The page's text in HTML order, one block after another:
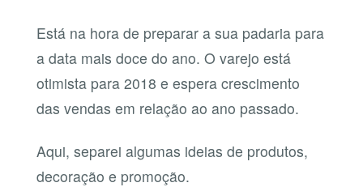
Está na hora de preparar a sua padaria para
a data mais doce do ano. O varejo está
otimista para 2018 e espera crescimento
das vendas em relação ao ano passado.
Aqui, separei algumas ideias de produtos,
decoração e promoção.